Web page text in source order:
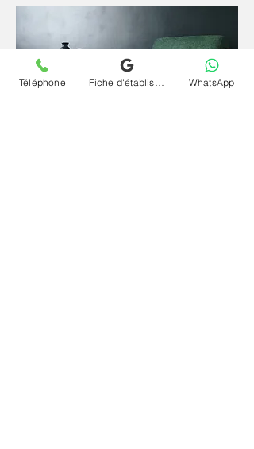
Téléphone WhatsApp